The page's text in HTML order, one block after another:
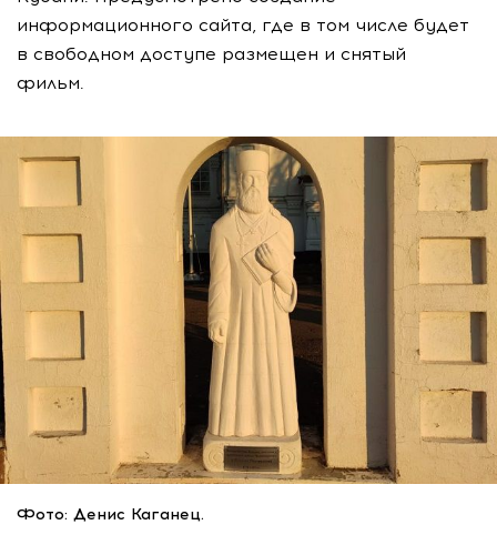
информационного сайта, где в том числе будет
в свободном доступе размещен и снятый
фильм.
Фото: Денис Каганец.